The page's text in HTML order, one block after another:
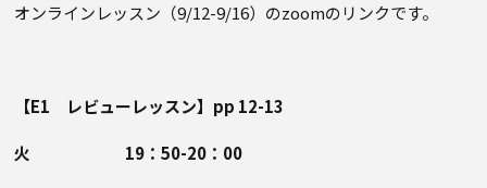
オンラインレッスン（9/12-9/16）のzoomのリンクです。
【E1 レビューレッスン】pp 12-13
火 19：50-20：00